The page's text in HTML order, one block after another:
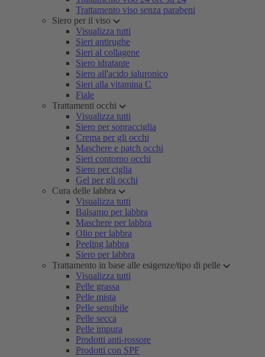
Trattamento viso senza parabeni
Siero per il viso
Visualizza tutti
Sieri antirughe
Sieri al collagene
Siero idratante
Siero all'acido ialuronico
Sieri alla vitamina C
Fiale
Trattamenti occhi
Visualizza tutti
Siero per sopracciglia
Crema per gli occhi
Maschere e patch occhi
Sieri contorno occhi
Siero per ciglia
Gel per gli occhi
Cura delle labbra
Visualizza tutti
Balsamo per labbra
Maschere per labbra
Olio per labbra
Peeling labbra
Siero per labbra
Trattamento in base alle esigenze/tipo di pelle
Visualizza tutti
Pelle grassa
Pelle mista
Pelle sensibile
Pelle secca
Pelle impura
Prodotti anti-rossore
Prodotti con SPF